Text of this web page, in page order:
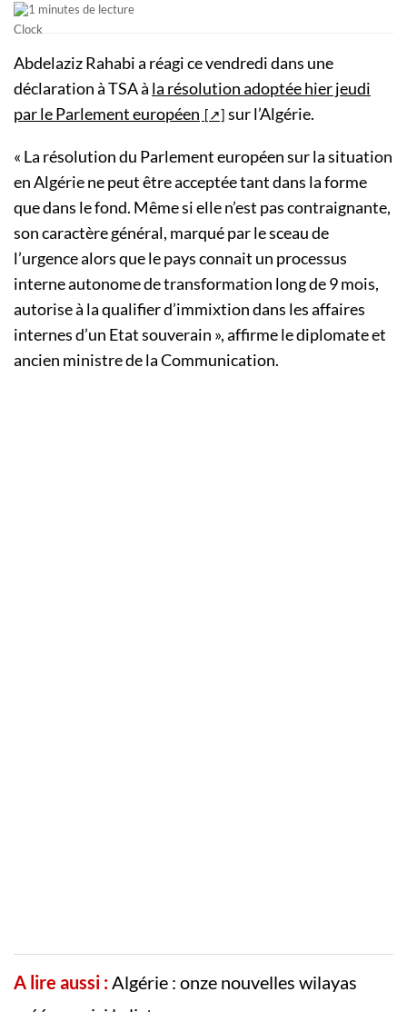
1 minutes de lecture
Abdelaziz Rahabi a réagi ce vendredi dans une
déclaration à TSA à la résolution adoptée hier jeudi
par le Parlement européen
sur l’Algérie.
« La résolution du Parlement européen sur la situation
en Algérie ne peut être acceptée tant dans la forme
que dans le fond. Même si elle n’est pas contraignante,
son caractère général, marqué par le sceau de
l’urgence alors que le pays connait un processus
interne autonome de transformation long de 9 mois,
autorise à la qualifier d’immixtion dans les affaires
internes d’un Etat souverain », affirme le diplomate et
ancien ministre de la Communication.
A lire aussi :Algérie : onze nouvelles wilayas